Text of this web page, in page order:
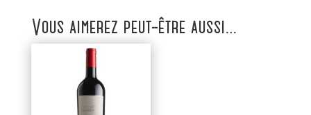
Vous aimerez peut-être aussi…